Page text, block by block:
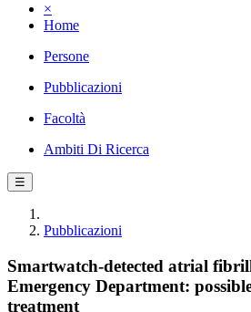
×
Home
Persone
Pubblicazioni
Facoltà
Ambiti Di Ricerca
☰
Pubblicazioni
Smartwatch-detected atrial
Emergency Department:
treatment